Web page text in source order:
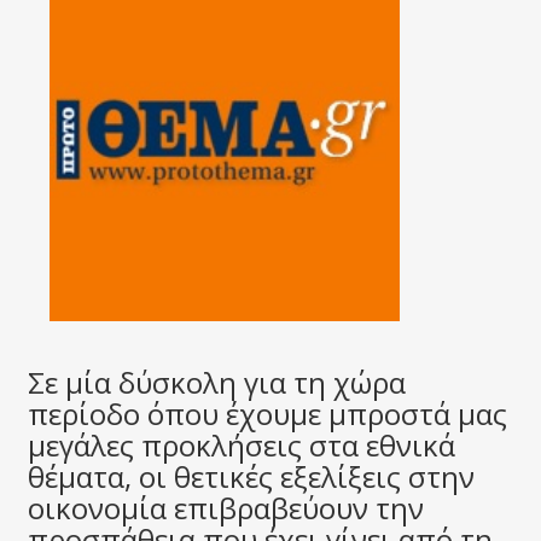
Σε μία δύσκολη για τη χώρα
περίοδο όπου έχουμε μπροστά μας
μεγάλες προκλήσεις στα εθνικά
θέματα, οι θετικές εξελίξεις στην
οικονομία επιβραβεύουν την